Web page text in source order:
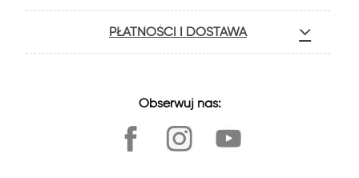
PŁATNOŚCI I DOSTAWA
Obserwuj nas: